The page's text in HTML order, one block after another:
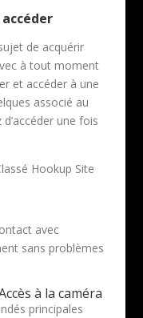
de acquérir
à tout moment
et accéder à une
associé au
une fois
Hookup Site
avec
sans problèmes
à la caméra
principales